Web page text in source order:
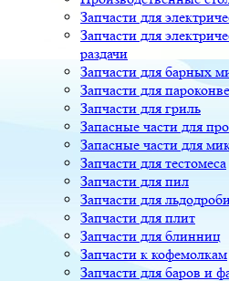
Запчасти для
Запчасти для
раздачи
Запчасти для барных
Запчасти для
Запчасти для гриль
Запасные части для
Запасные части для
Запчасти для тестомеса
Запчасти для пил
Запчасти для
Запчасти для плит
Запчасти для блинниц
Запчасти к кофемолкам
Запчасти для баров и